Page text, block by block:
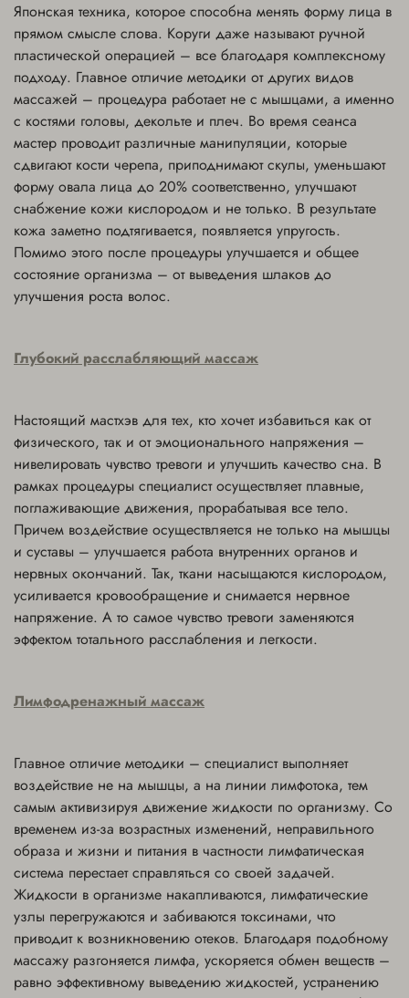
Японская техника, которое способна менять форму лица в
прямом смысле слова. Коруги даже называют ручной
пластической операцией – все благодаря комплексному
подходу. Главное отличие методики от других видов
массажей – процедура работает не с мышцами, а именно
с костями головы, декольте и плеч. Во время сеанса
мастер проводит различные манипуляции, которые
сдвигают кости черепа, приподнимают скулы, уменьшают
форму овала лица до 20% соответственно, улучшают
снабжение кожи кислородом и не только. В результате
кожа заметно подтягивается, появляется упругость.
Помимо этого после процедуры улучшается и общее
состояние организма – от выведения шлаков до
улучшения роста волос.
Глубокий расслабляющий массаж
Настоящий мастхэв для тех, кто хочет избавиться как от
физического, так и от эмоционального напряжения –
нивелировать чувство тревоги и улучшить качество сна. В
рамках процедуры специалист осуществляет плавные,
поглаживающие движения, прорабатывая все тело.
Причем воздействие осуществляется не только на мышцы
и суставы – улучшается работа внутренних органов и
нервных окончаний. Так, ткани насыщаются кислородом,
усиливается кровообращение и снимается нервное
напряжение. А то самое чувство тревоги заменяются
эффектом тотального расслабления и легкости.
Лимфодренажный массаж
Главное отличие методики – специалист выполняет
воздействие не на мышцы, а на линии лимфотока, тем
самым активизируя движение жидкости по организму. Со
временем из-за возрастных изменений, неправильного
образа и жизни и питания в частности лимфатическая
система перестает справляться со своей задачей.
Жидкости в организме накапливаются, лимфатические
узлы перегружаются и забиваются токсинами, что
приводит к возникновению отеков. Благодаря подобному
массажу разгоняется лимфа, ускоряется обмен веществ –
равно эффективному выведению жидкостей, устранению